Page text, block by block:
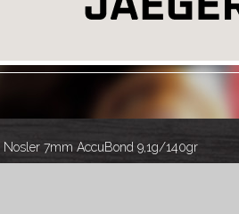
Nosler 7mm AccuBond 9,1g/140gr